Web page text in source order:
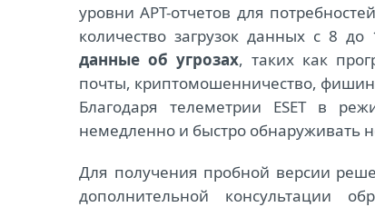
уровни APT-отчетов для
количество загрузок данных с 8 до
данные об угрозах, таких как
почты, криптомошенничество,
Благодаря телеметрии ESET в
немедленно и быстро обнаруживать
Для получения пробной версии
дополнительной консультации